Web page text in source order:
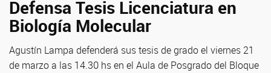
Defensa Tesis Licenciatura en
Biología Molecular
Agustín Lampa defenderá sus tesis de grado el viernes 21
de marzo a las 14.30 hs en el Aula de Posgrado del Bloque